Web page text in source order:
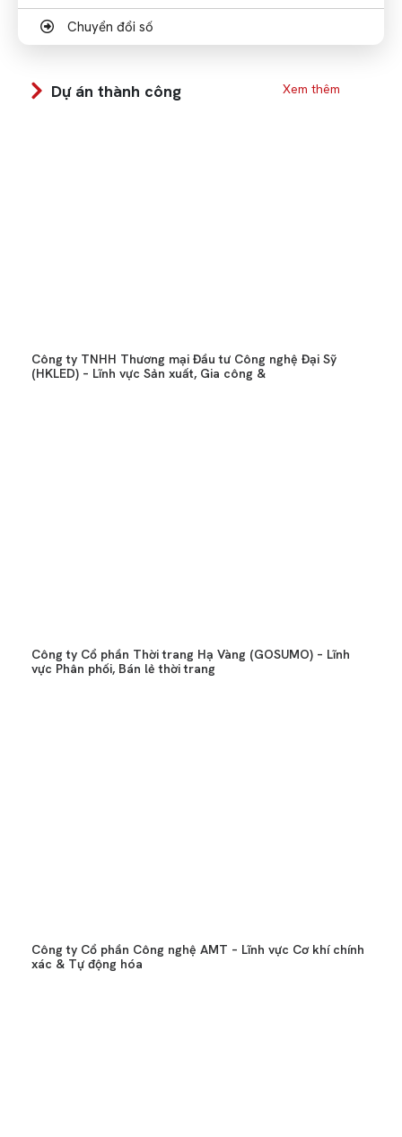
Chuyển đổi số
Dự án thành công Xem thêm
Công ty TNHH Thương mại Đầu tư Công nghệ Đại Sỹ
(HKLED) – Lĩnh vực Sản xuất, Gia công &
Công ty Cổ phần Thời trang Hạ Vàng (GOSUMO) – Lĩnh
vực Phân phối, Bán lẻ thời trang
Công ty Cổ phần Công nghệ AMT – Lĩnh vực Cơ khí chính
xác & Tự động hóa